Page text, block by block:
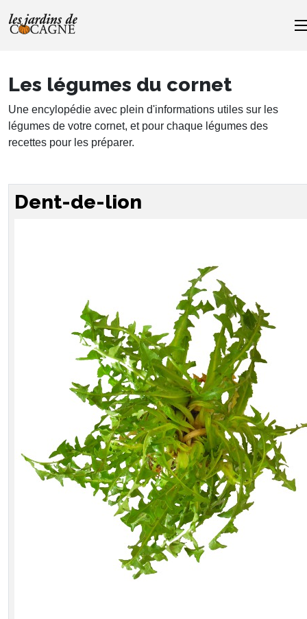
Les légumes du cornet
Une encylopédie avec plein d'informations utiles sur les
légumes de votre cornet, et pour chaque légumes des
recettes pour les préparer.
Dent-de-lion